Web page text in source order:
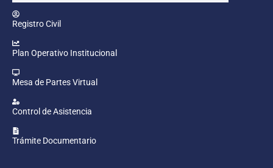
Registro Civil
Plan Operativo Institucional
Mesa de Partes Virtual
Control de Asistencia
Trámite Documentario